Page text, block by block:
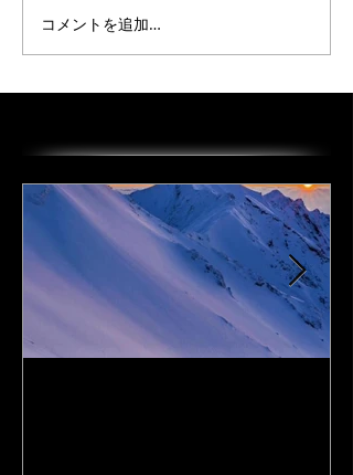
コメントを追加…